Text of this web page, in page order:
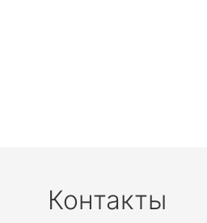
Контакты